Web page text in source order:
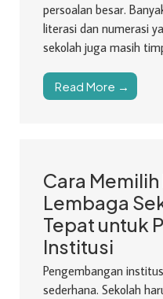
persoalan besar.
literasi dan numerasi
sekolah juga masih
Read More →
Cara
Lembaga
Tepat untuk
Institusi
Pengembangan
sederhana. Sekolah